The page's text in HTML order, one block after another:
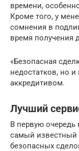
времени,
Кроме того, у
сомнения в
время получения
«Безопасная
недостатков, но
аккредитивом.
Лучший
В первую
самый известный
безопасных